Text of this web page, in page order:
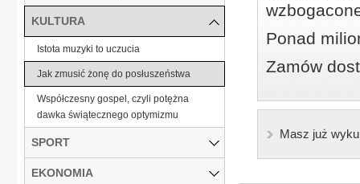
Ponad
Zamów
Masz już
KULTURA
Istota muzyki to uczucia
Jak zmusić żonę do posłuszeństwa
Współczesny gospel, czyli potężna
dawka świątecznego optymizmu
SPORT
EKONOMIA